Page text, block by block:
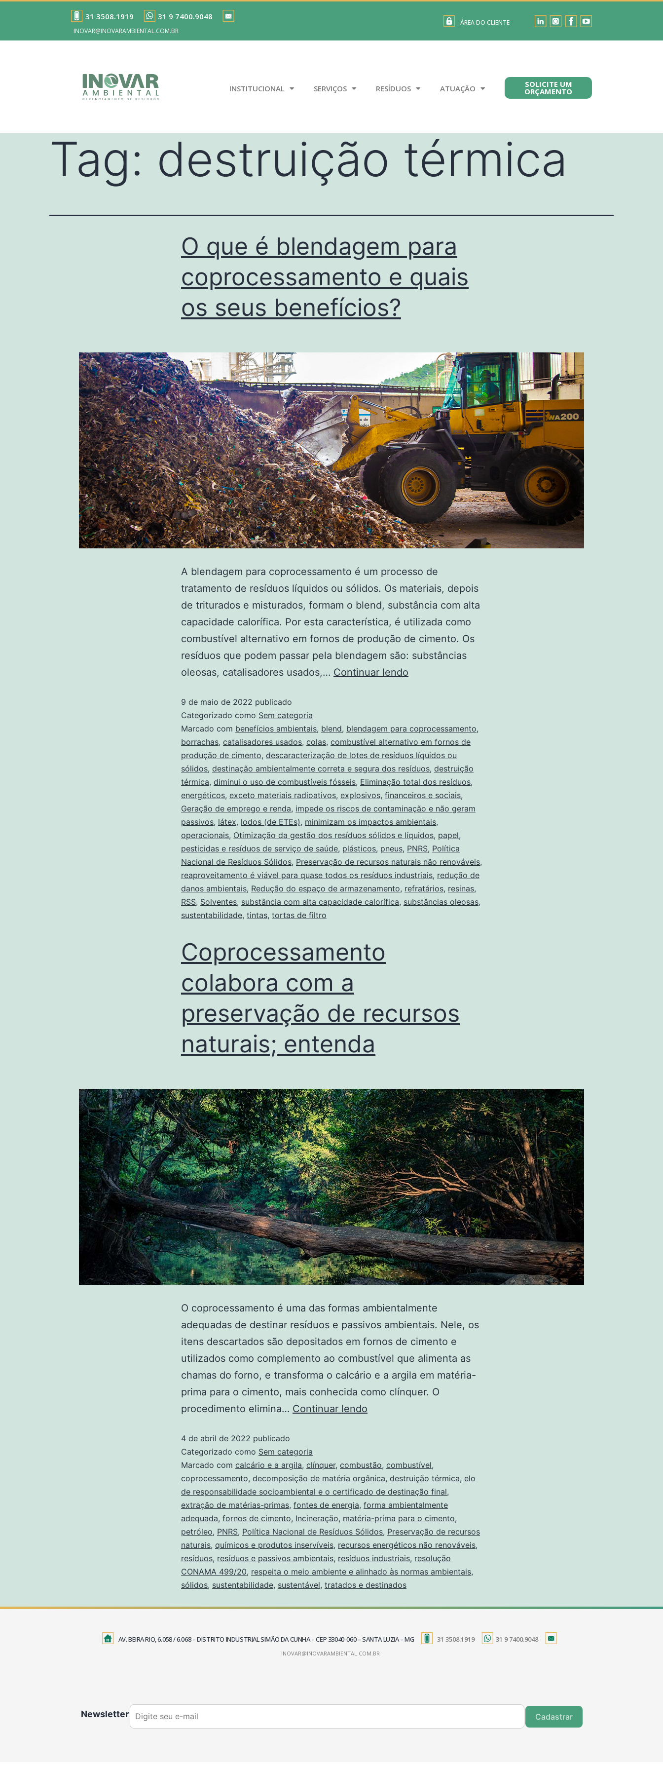
31 3508.1919 31 9 7400.9048
INOVAR@INOVARAMBIENTAL.COM.BR
ÁREA DO CLIENTE
INSTITUCIONAL SERVIÇOS RESÍDUOS ATUAÇÃO SOLICITE UM
ORÇAMENTO
Tag: destruição térmica
O que é blendagem para
coprocessamento e quais
os seus benefícios?
A blendagem para coprocessamento é um processo de
tratamento de resíduos líquidos ou sólidos. Os materiais, depois
de triturados e misturados, formam o blend, substância com alta
capacidade calorífica. Por esta característica, é utilizada como
combustível alternativo em fornos de produção de cimento. Os
resíduos que podem passar pela blendagem são: substâncias
oleosas, catalisadores usados,… Continuar lendo
9 de maio de 2022 publicado
Categorizado como Sem categoria
Marcado com benefícios ambientais, blend, blendagem para coprocessamento,
borrachas, catalisadores usados, colas, combustível alternativo em fornos de
produção de cimento, descaracterização de lotes de resíduos líquidos ou
sólidos, destinação ambientalmente correta e segura dos resíduos, destruição
térmica, diminui o uso de combustíveis fósseis, Eliminação total dos resíduos,
energéticos, exceto materiais radioativos, explosivos, financeiros e sociais,
Geração de emprego e renda, impede os riscos de contaminação e não geram
passivos, látex, lodos (de ETEs), minimizam os impactos ambientais,
operacionais, Otimização da gestão dos resíduos sólidos e líquidos, papel,
pesticidas e resíduos de serviço de saúde, plásticos, pneus, PNRS, Política
Nacional de Resíduos Sólidos, Preservação de recursos naturais não renováveis,
reaproveitamento é viável para quase todos os resíduos industriais, redução de
danos ambientais, Redução do espaço de armazenamento, refratários, resinas,
RSS, Solventes, substância com alta capacidade calorífica, substâncias oleosas,
sustentabilidade, tintas, tortas de filtro
Coprocessamento
colabora com a
preservação de recursos
naturais; entenda
O coprocessamento é uma das formas ambientalmente
adequadas de destinar resíduos e passivos ambientais. Nele, os
itens descartados são depositados em fornos de cimento e
utilizados como complemento ao combustível que alimenta as
chamas do forno, e transforma o calcário e a argila em matéria-
prima para o cimento, mais conhecida como clínquer. O
procedimento elimina… Continuar lendo
4 de abril de 2022 publicado
Categorizado como Sem categoria
Marcado com calcário e a argila, clínquer, combustão, combustível,
coprocessamento, decomposição de matéria orgânica, destruição térmica, elo
de responsabilidade socioambiental e o certificado de destinação final,
extração de matérias-primas, fontes de energia, forma ambientalmente
adequada, fornos de cimento, Incineração, matéria-prima para o cimento,
petróleo, PNRS, Política Nacional de Resíduos Sólidos, Preservação de recursos
naturais, químicos e produtos inservíveis, recursos energéticos não renováveis,
resíduos, resíduos e passivos ambientais, resíduos industriais, resolução
CONAMA 499/20, respeita o meio ambiente e alinhado às normas ambientais,
sólidos, sustentabilidade, sustentável, tratados e destinados
AV. BEIRA RIO, 6.058 / 6.068 – DISTRITO INDUSTRIAL SIMÃO DA CUNHA – CEP 33040-060 – SANTA LUZIA – MG 31 3508.1919 31 9 7400.9048
INOVAR@INOVARAMBIENTAL.COM.BR
Newsletter Cadastrar